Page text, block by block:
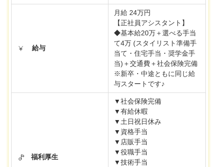
給与
月給 24万円
【正社員アシスタント】
◆基本給20万＋選べる手当
て4万 (スタイリスト準備手
当て・住宅手当・奨学金手
当)＋交通費＋社会保険完備
※新卒・中途ともに同じ給
与スタートです♪
福利厚生
▼社会保険完備
▼有給休暇
▼土日祝日休み
▼資格手当
▼店販手当
▼役職手当
▼技術手当